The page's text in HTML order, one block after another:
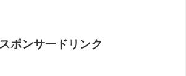
スポンサードリンク